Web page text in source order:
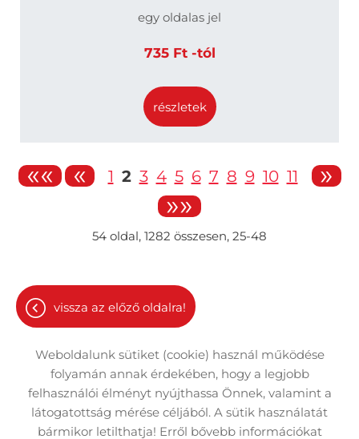
egy oldalas jel
735 Ft -tól
részletek
«« « 1 2 3 4 5 6 7 8 9 10 11
»
»»
54 oldal, 1282 összesen, 25-48
vissza az előző oldalra!
Oldal információk
Adatkezelési tájékoztató
Weboldalunk sütiket (cookie) használ működése
folyamán annak érdekében, hogy a legjobb
felhasználói élményt nyújthassa Önnek, valamint a
látogatottság mérése céljából. A sütik használatát
bármikor letilthatja! Erről bővebb információkat